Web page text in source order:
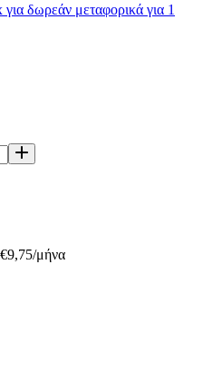
δωρεάν μεταφορικά για 1
€9,75/μήνα